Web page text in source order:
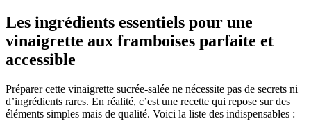
Les ingrédients essentiels pour une
vinaigrette aux framboises parfaite et
accessible
Préparer cette vinaigrette sucrée-salée ne nécessite pas de secrets ni
d’ingrédients rares. En réalité, c’est une recette qui repose sur des
éléments simples mais de qualité. Voici la liste des indispensables :